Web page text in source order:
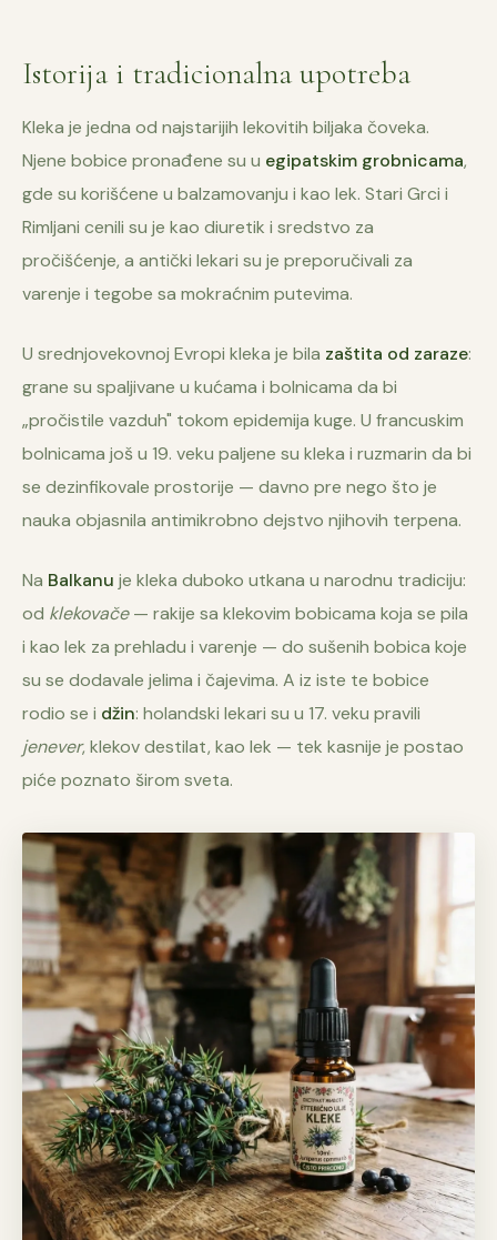
Istorija i tradicionalna upotreba
Kleka je jedna od najstarijih lekovitih biljaka čoveka.
Njene bobice pronađene su u egipatskim grobnicama,
gde su korišćene u balzamovanju i kao lek. Stari Grci i
Rimljani cenili su je kao diuretik i sredstvo za
pročišćenje, a antički lekari su je preporučivali za
varenje i tegobe sa mokraćnim putevima.
U srednjovekovnoj Evropi kleka je bila zaštita od zaraze:
grane su spaljivane u kućama i bolnicama da bi
„pročistile vazduh" tokom epidemija kuge. U francuskim
bolnicama još u 19. veku paljene su kleka i ruzmarin da bi
se dezinfikovale prostorije — davno pre nego što je
nauka objasnila antimikrobno dejstvo njihovih terpena.
Na Balkanu je kleka duboko utkana u narodnu tradiciju:
od klekovače— rakije sa klekovim bobicama koja se pila
i kao lek za prehladu i varenje — do sušenih bobica koje
su se dodavale jelima i čajevima. A iz iste te bobice
rodio se i džin: holandski lekari su u 17. veku pravili
jenever, klekov destilat, kao lek — tek kasnije je postao
piće poznato širom sveta.